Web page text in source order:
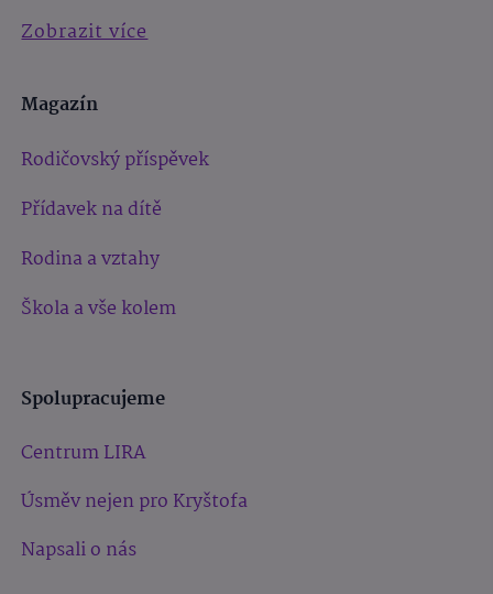
Zobrazit více
Magazín
Rodičovský příspěvek
Přídavek na dítě
Rodina a vztahy
Škola a vše kolem
Spolupracujeme
Centrum LIRA
Úsměv nejen pro Kryštofa
Napsali o nás